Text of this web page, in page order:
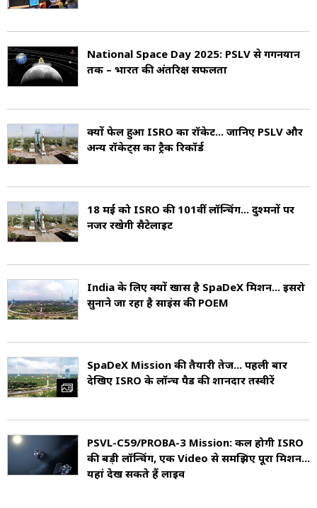
National Space Day 2025: PSLV से गगनयान
तक – भारत की अंतरिक्ष सफलता
क्यों फेल हुआ ISRO का रॉकेट... जानिए PSLV और
अन्य रॉकेट्स का ट्रैक रिकॉर्ड
18 मई को ISRO की 101वीं लॉन्चिंग... दुश्मनों पर
नजर रखेगी सैटेलाइट
India के लिए क्यों खास है SpaDeX मिशन... इसरो
सुनाने जा रहा है साइंस की POEM
SpaDeX Mission की तैयारी तेज... पहली बार
देखिए ISRO के लॉन्च पैड की शानदार तस्वीरें
PSVL-C59/PROBA-3 Mission: कल होगी ISRO
की बड़ी लॉन्चिंग, एक Video से समझिए पूरा मिशन...
यहां देख सकते हैं लाइव